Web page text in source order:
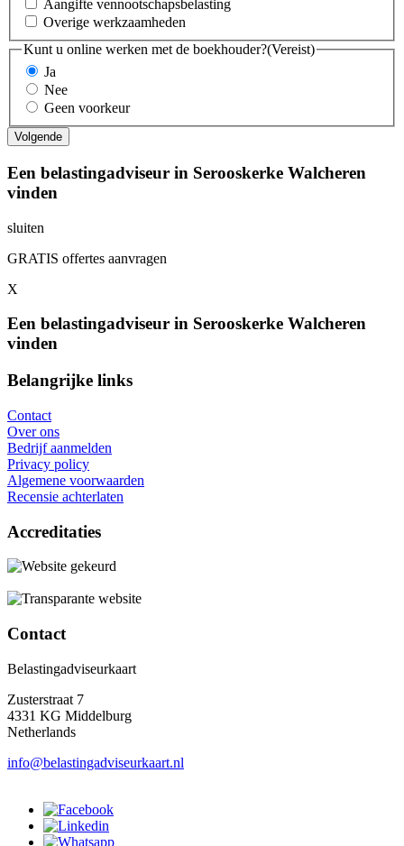
Aangifte vennootschapsbelasting
Overige werkzaamheden
Kunt u online werken met de boekhouder?(Vereist)
Ja
Nee
Geen voorkeur
Een belastingadviseur in Serooskerke Walcheren
vinden
sluiten
GRATIS offertes aanvragen
X
Een belastingadviseur in Serooskerke Walcheren
vinden
Belangrijke links
Contact
Over ons
Bedrijf aanmelden
Privacy policy
Algemene voorwaarden
Recensie achterlaten
Accreditaties
Contact
Belastingadviseurkaart
Zusterstraat 7
4331 KG Middelburg
Netherlands
info@belastingadviseurkaart.nl